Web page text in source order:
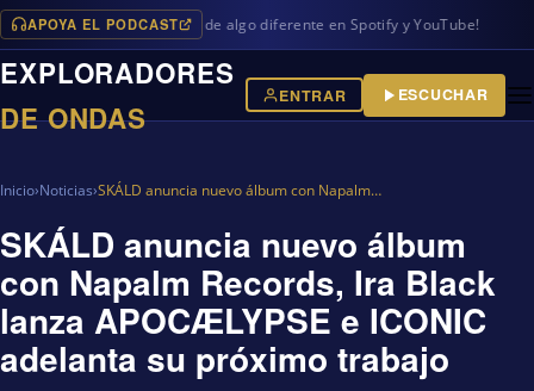
APOYA EL PODCAST
en iVoox, además de algo diferente en Spotify y YouTube!
EXPLORADORES
DE ONDAS
ENTRAR ESCUCHAR
Inicio›Noticias›SKÁLD anuncia nuevo álbum con Napalm…
SKÁLD anuncia nuevo álbum
con Napalm Records, Ira Black
lanza APOCÆLYPSE e ICONIC
adelanta su próximo trabajo